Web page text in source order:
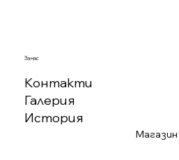
За нас
Контакти
Галерия
История
Магазин